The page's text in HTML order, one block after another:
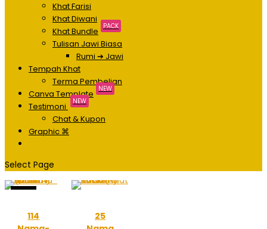
Khat Farisi
Khat Diwani
Khat Bundle
PACK
Tulisan Jawi Biasa
Rumi ➔ Jawi
Tempah Khat
Terma Pembelian
Canva Template
NEW
Testimoni NEW
Chat & Kupon
Graphic ⌘
Select Page
114
25